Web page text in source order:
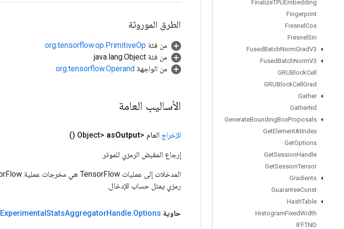
FinalizeTPUEmbedding
Fingerprint
Fresnel Cos
Fresnel Sin
FusedBatchNormGradV3
FusedBatchNormV3
GRUBlockCell
GRUBlockCell Grad
Gather
GatherNd
GenerateBoundingBoxProposals
GetElementAtIndex
GetOptions
GetSessionHandle
GetSessionTensor
Gradients
GuaranteeConst
HashTable
HistogramFixedWidth
IFFTND
الطرق الموروثة
من فئة org.tensorflow.op.PrimitiveOp
من فئة java.lang.Object
من الواجهة org.tensorflow.Operand
الأساليب العامة
الإخراج العام <Object> asOutput
()
إرجاع المقبض الرمزي للموتر.
رمزي يمثل حساب الإدخال.
حاوية ExperimentalStatsAggregatorHandle.Options